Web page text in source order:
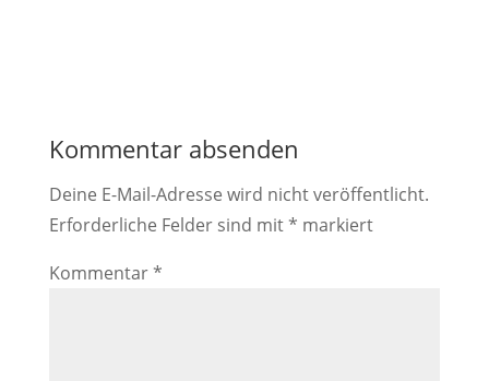
Kommentar absenden
Deine E-Mail-Adresse wird nicht veröffentlicht.
Erforderliche Felder sind mit* markiert
Kommentar*